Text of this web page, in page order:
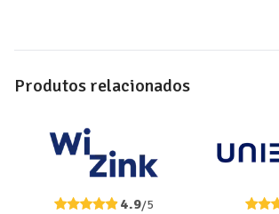
Produtos relacionados
4.9/5